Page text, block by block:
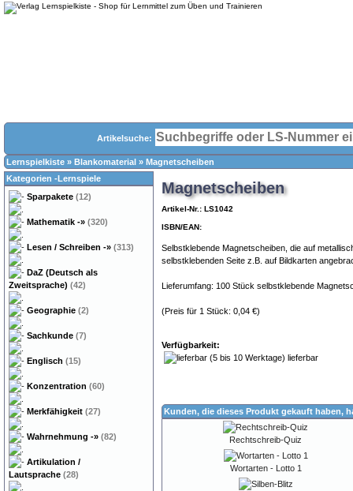
Artikelsuche:
Lernspielkiste » Blankomaterial » Magnetscheiben
Magnetscheiben
Artikel-Nr.: LS1042
ISBN/EAN:
Selbstklebende Magnetscheiben, die auf
selbstklebenden Seite z.B. auf Bildkarten
Lieferumfang: 100 Stück selbstklebende
(Preis für 1 Stück: 0,04 €)
Verfügbarkeit:
lieferbar
Kunden, die dieses Produkt gekauft haben,
Rechtschreib-Quiz
Wortarten - Lotto 1
Kategorien -Lernspiele
Sparpakete (12)
Mathematik -» (320)
Lesen / Schreiben -» (313)
DaZ (Deutsch als
Zweitsprache) (42)
Geographie (2)
Sachkunde (7)
Englisch (15)
Konzentration (60)
Merkfähigkeit (27)
Wahrnehmung -» (82)
Artikulation /
Lautsprache (28)